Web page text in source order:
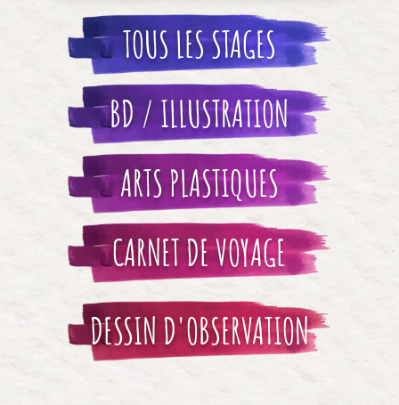
TOUS LES STAGES
BD / ILLUSTRATION
ARTS PLASTIQUES
CARNET DE VOYAGE
DESSIN D'OBSERVATION